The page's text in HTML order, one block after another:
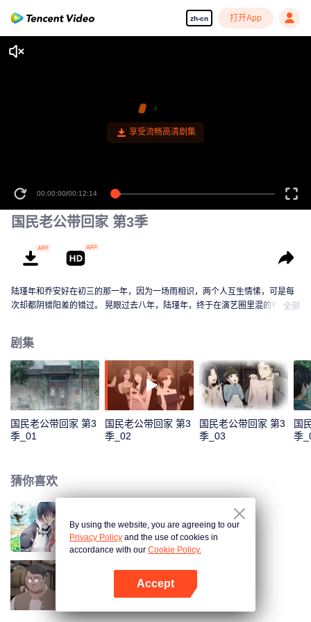
zh-cn 打开App
享受流畅高清剧集
00:00:00/00:12:14
国民老公带回家 第3季
陆瑾年和乔安好在初三的那一年，因为一场雨相识，两个人互生情愫，可是每
次却都阴错阳差的错过。 晃眼过去八年，陆瑾年，终于在演艺圈里混的有了起
族企业，曾经互相暗恋的两个人，再次重逢，并开始扮演假未婚夫妻。两人的
关系却因之前的误会处于冰封状态。直到陆瑾年两人互相坦露心迹，重修旧
好。 两人的感情因一次又一次的误会和旁人的阻隔而生隙，直到最后乔安好知
道真相……
全部
剧集
国民老公带回家 第3
季_01
国民老公带回家 第3
季_02
国民老公带回家 第3
季_03
国
季
猜你喜欢
国民老公带回家 第1季
国民老公带回家 第4季
By using the website, you are agreeing to our
Privacy Policy and the use of cookies in
accordance with our Cookie Policy.
Accept